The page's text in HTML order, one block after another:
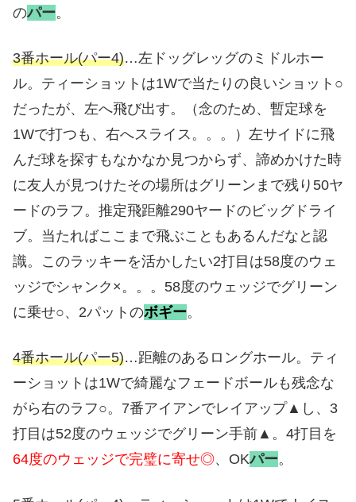
のパー。
3番ホール(パー4)…左ドッグレッグのミドルホー
ル。ティーショットは1Wで当たりの良いショット○
だったが、左へ飛び出す。（念のため、暫定球を
1Wで打つも、右へスライス。。。）左サイドに飛
んだ球を探すもなかなか見つからず、諦めかけた時
に友人が見つけたその場所はグリーンまで残り50ヤ
ードのラフ。推定飛距離290ヤードのビッグドライ
ブ。当たればここまで飛ぶこともあるんだなと認
識。このラッキーを活かしたい2打目は58度のウェ
ッジでシャンク×。。。58度のウェッジでグリーン
に乗せ○、2パットのボギー。
4番ホール(パー5)…距離のあるロングホール。ティ
ーショットは1Wで綺麗なフェードボールも残念な
がら右のラフ○。7番アイアンでレイアップ▲し、3
打目は52度のウェッジでグリーン手前▲。4打目を
64度のウェッジで完璧に寄せ◎、OKパー。